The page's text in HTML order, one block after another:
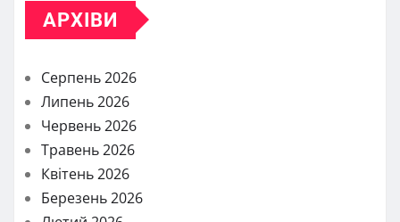
АРХІВИ
Серпень 2026
Липень 2026
Червень 2026
Травень 2026
Квітень 2026
Березень 2026